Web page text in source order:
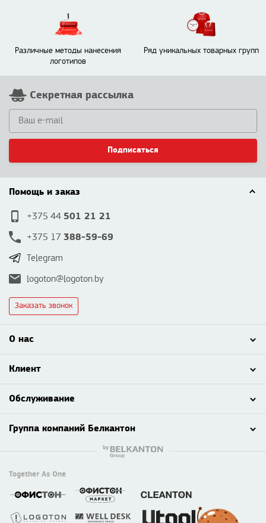
Различные методы нанесения
логотипов
Ряд уникальных товарных групп
Секретная рассылка
Подписаться
Помощь и заказ
+375 44 501 21 21
+375 17 388-59-69
Telegram
logoton@logoton.by
Заказать звонок
О нас
Клиент
Обслуживание
Группа компаний Белкантон
Together As One